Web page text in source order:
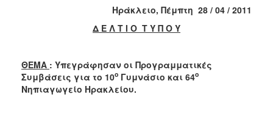
2018
2017
Ηράκλειο, Πέμπτη 28 / 04 / 2011
Δ Ε Λ Τ Ι Ο Τ Υ Π Ο Υ
ΘΕΜΑ : Υπεγράφησαν οι Προγραμματικές
Συμβάσεις για το 10ο Γυμνάσιο και 64ο
Νηπιαγωγείο Ηρακλείου.